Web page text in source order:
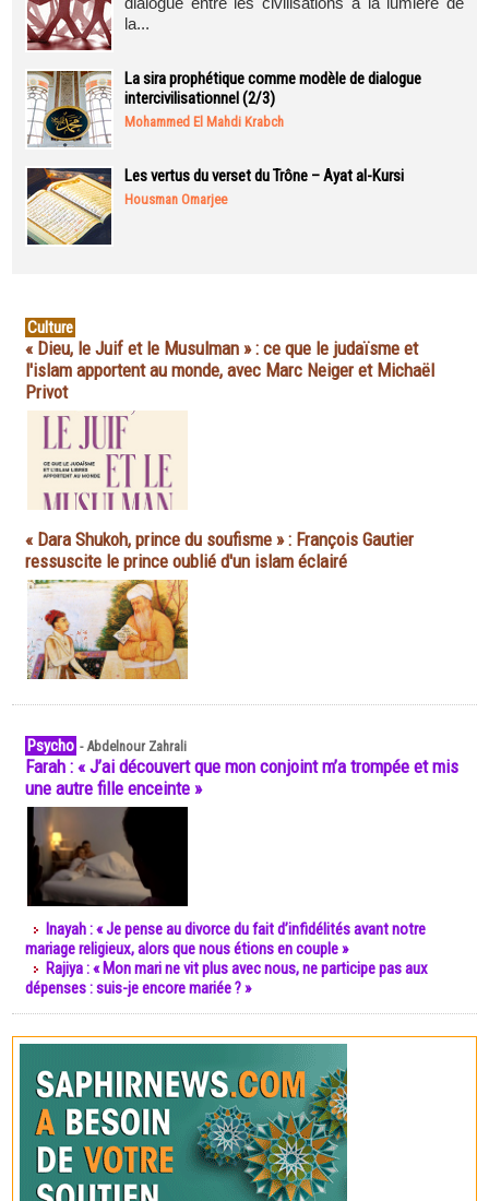
la...
La sira prophétique comme modèle de dialogue
intercivilisationnel (2/3)
Mohammed El Mahdi Krabch
Les vertus du verset du Trône – Ayat al-Kursi
Housman Omarjee
Culture
« Dieu, le Juif et le Musulman » : ce que le judaïsme et
l'islam apportent au monde, avec Marc Neiger et Michaël
Privot
« Dara Shukoh, prince du soufisme » : François Gautier
ressuscite le prince oublié d'un islam éclairé
Psycho -Abdelnour Zahrali
Farah : « J’ai découvert que mon conjoint m’a trompée et mis
une autre fille enceinte »
Inayah : « Je pense au divorce du fait d’infidélités avant notre
mariage religieux, alors que nous étions en couple »
Rajiya : « Mon mari ne vit plus avec nous, ne participe pas aux
dépenses : suis-je encore mariée ? »